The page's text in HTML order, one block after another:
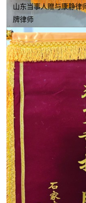
山东当事人赠与康静律
牌律师